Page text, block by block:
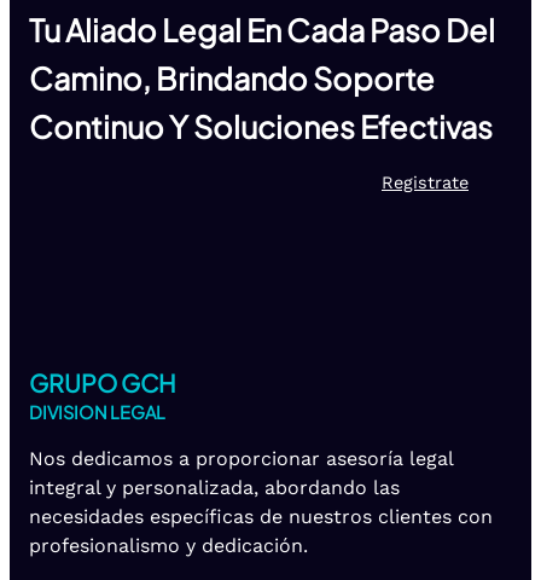
Tu Aliado Legal En Cada Paso Del
Camino, Brindando Soporte
Continuo Y Soluciones Efectivas
Registrate
GRUPO GCH
DIVISION LEGAL
Nos dedicamos a proporcionar asesoría legal
integral y personalizada, abordando las
necesidades específicas de nuestros clientes con
profesionalismo y dedicación.